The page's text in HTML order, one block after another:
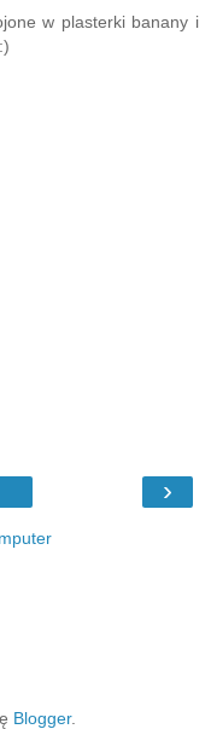
w plasterki banany i
›
Blogger.